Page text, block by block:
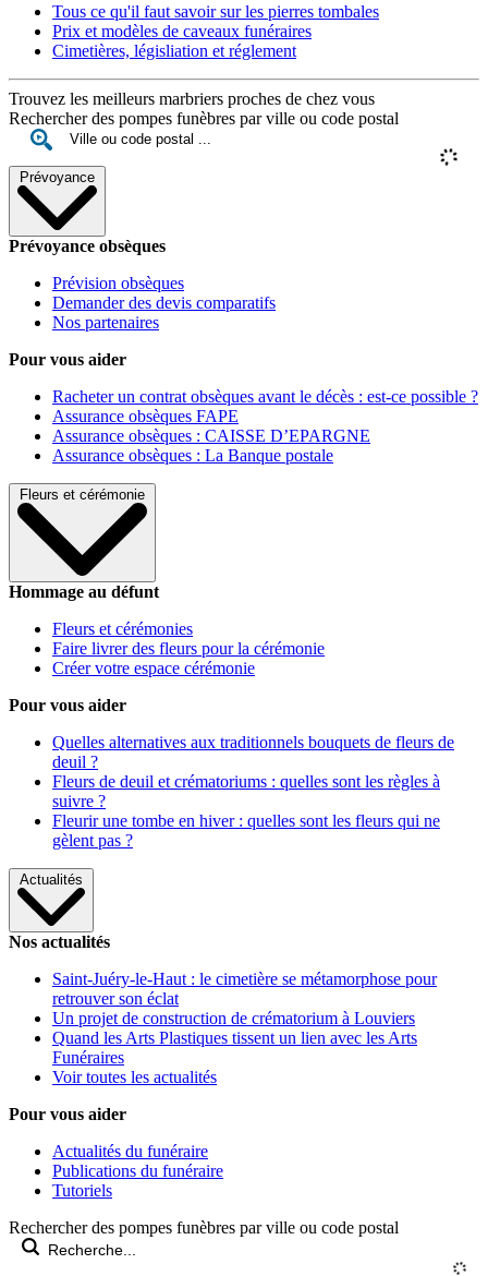
Tous ce qu'il faut savoir sur les pierres tombales
Prix et modèles de caveaux funéraires
Cimetières, législiation et réglement
Trouvez les meilleurs marbriers proches de chez vous
Rechercher des pompes funèbres par ville ou code postal
Prévoyance
Prévoyance obsèques
Prévision obsèques
Demander des devis comparatifs
Nos partenaires
Pour vous aider
Racheter un contrat obsèques avant le décès : est-ce possible ?
Assurance obsèques FAPE
Assurance obsèques : CAISSE D’EPARGNE
Assurance obsèques : La Banque postale
Fleurs et cérémonie
Hommage au défunt
Fleurs et cérémonies
Faire livrer des fleurs pour la cérémonie
Créer votre espace cérémonie
Pour vous aider
Quelles alternatives aux traditionnels bouquets de fleurs de
deuil ?
Fleurs de deuil et crématoriums : quelles sont les règles à
suivre ?
Fleurir une tombe en hiver : quelles sont les fleurs qui ne
gèlent pas ?
Actualités
Nos actualités
Saint-Juéry-le-Haut : le cimetière se métamorphose pour
retrouver son éclat
Un projet de construction de crématorium à Louviers
Quand les Arts Plastiques tissent un lien avec les Arts
Funéraires
Voir toutes les actualités
Pour vous aider
Actualités du funéraire
Publications du funéraire
Tutoriels
Rechercher des pompes funèbres par ville ou code postal